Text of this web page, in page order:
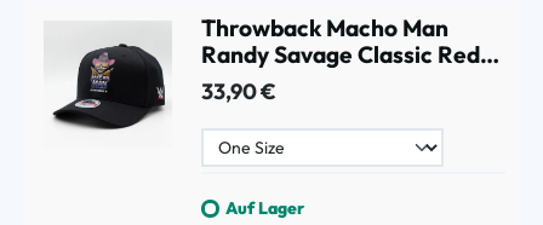
Throwback Macho Man
Randy Savage Classic Red
Snapback WWE Cap
Schwarz
33,90 €
Auf Lager